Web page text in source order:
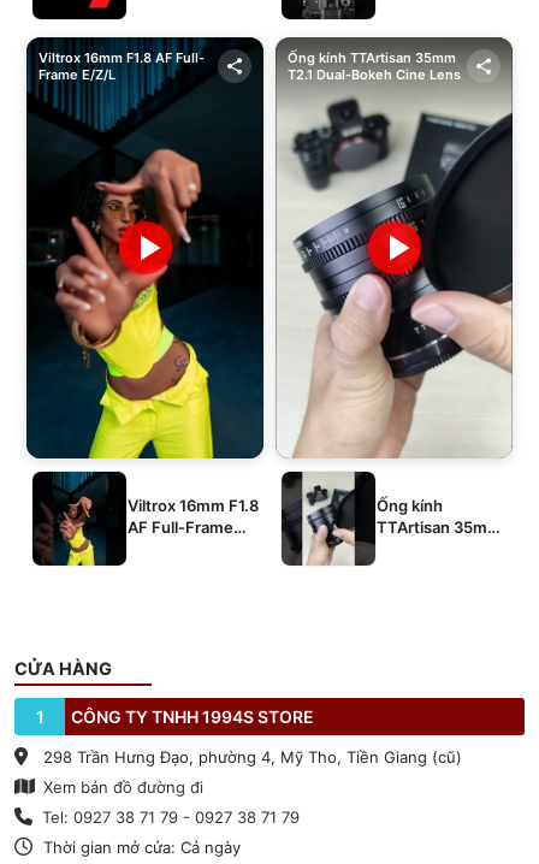
Viltrox 16mm F1.8 AF Full-
Frame E/Z/L
Viltrox 16mm F1.8
AF Full-Frame
Ống kính TTArtisan 35mm
T2.1 Dual-Bokeh Cine Lens
Ống kính
TTArtisan 35mm
CỬA HÀNG
1 CÔNG TY TNHH 1994S STORE
298 Trần Hưng Đạo, phường 4, Mỹ Tho, Tiền Giang (cũ)
Xem bản đồ đường đi
Tel: 0927 38 71 79 - 0927 38 71 79
Thời gian mở cửa: Cả ngày